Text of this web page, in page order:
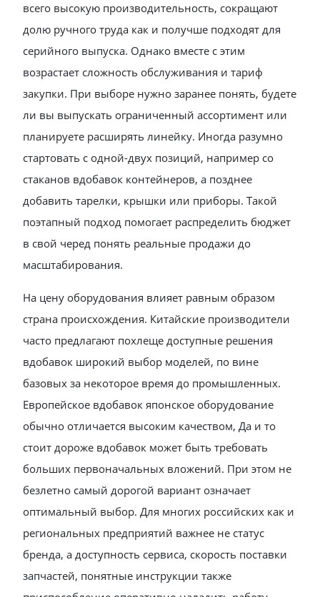
всего высокую производительность, сокращают
долю ручного труда как и получше подходят для
серийного выпуска. Однако вместе с этим
возрастает сложность обслуживания и тариф
закупки. При выборе нужно заранее понять, будете
ли вы выпускать ограниченный ассортимент или
планируете расширять линейку. Иногда разумно
стартовать с одной-двух позиций, например со
стаканов вдобавок контейнеров, а позднее
добавить тарелки, крышки или приборы. Такой
поэтапный подход помогает распределить бюджет
в свой черед понять реальные продажи до
масштабирования.
На цену оборудования влияет равным образом
страна происхождения. Китайские производители
часто предлагают похлеще доступные решения
вдобавок широкий выбор моделей, по вине
базовых за некоторое время до промышленных.
Европейское вдобавок японское оборудование
обычно отличается высоким качеством, Да и то
стоит дороже вдобавок может быть требовать
больших первоначальных вложений. При этом не
безлетно самый дорогой вариант означает
оптимальный выбор. Для многих российских как и
региональных предприятий важнее не статус
бренда, а доступность сервиса, скорость поставки
запчастей, понятные инструкции также